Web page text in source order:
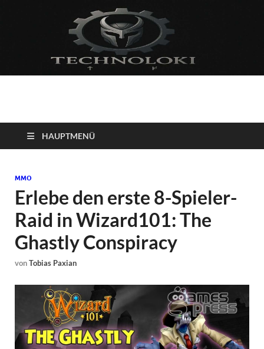
Technoloki: Gaming
und Entertainment
News
Blockbuster, Indie-Perlen und Retro-Klassiker.
HAUPTMENÜ
MMO
Erlebe den erste 8-Spieler-
Raid in Wizard101: The
Ghastly Conspiracy
vonTobias Paxian